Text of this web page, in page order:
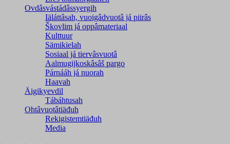
Ovdâsvástádâssyergih
Iäláttâsah, vuoigâdvuotâ já piirâs
Škovlim já oppâmateriaal
Kulttuur
Sämikielah
Sosiaal já tiervâsvuotâ
Aalmugijkoskâsâš pargo
Párnááh já nuorah
Haavah
Äigikyevdil
Tábáhtusah
Ohtâvuotâtiäđuh
Rekigistemtiäđuh
Media